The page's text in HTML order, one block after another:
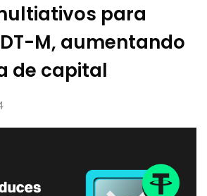
para
M, aumentando
de capital